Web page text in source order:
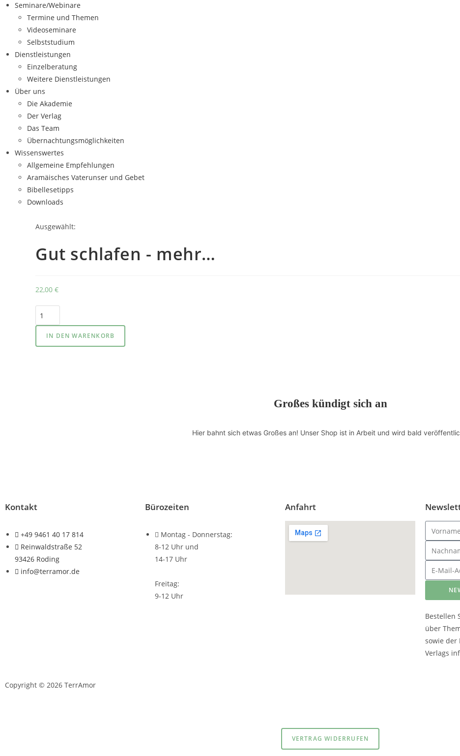
Seminare/Webinare
Termine und Themen
Videoseminare
Selbststudium
Dienstleistungen
Einzelberatung
Weitere Dienstleistungen
Über uns
Die Akademie
Der Verlag
Das Team
Übernachtungsmöglichkeiten
Wissenswertes
Allgemeine Empfehlungen
Aramäisches Vaterunser und Gebet
Bibellesetipps
Downloads
Ausgewählt:
Gut schlafen - mehr…
22,00 €
IN DEN WARENKORB
Großes kündigt sich an
Hier bahnt sich etwas Großes an! Unser Shop ist in Arbeit und wird bald
Kontakt
+49 9461 40 17 814
Reinwaldstraße 52
93426 Roding
info@terramor.de
Bürozeiten
Montag - Donnerstag:
8-12 Uhr und
14-17 Uhr
Freitag:
9-12 Uhr
Anfahrt
Bestellen
über
sowie der
Verlags
Copyright © 2026 TerrAmor
VERTRAG WIDERRUFEN